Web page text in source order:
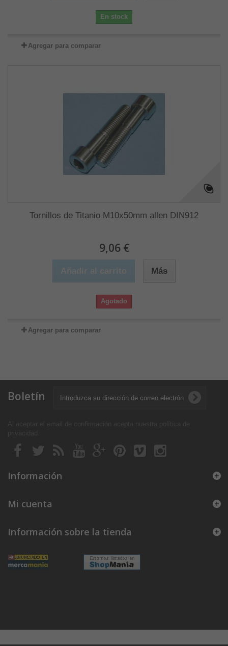
En stock
Agregar para comparar
Tornillos de Titanio M10x50mm allen DIN912
9,06 €
Más
Agotado
Agregar para comparar
Boletín
Información
Mi cuenta
Información sobre la tienda